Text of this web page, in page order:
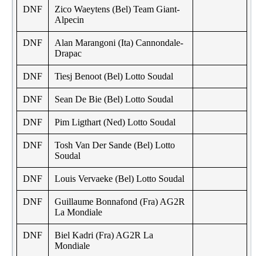
DNF
Zico Waeytens (Bel) Team Giant-
Alpecin
DNF
Alan Marangoni (Ita) Cannondale-
Drapac
DNF Tiesj Benoot (Bel) Lotto Soudal
DNF Sean De Bie (Bel) Lotto Soudal
DNF Pim Ligthart (Ned) Lotto Soudal
DNF
Tosh Van Der Sande (Bel) Lotto
Soudal
DNF Louis Vervaeke (Bel) Lotto Soudal
DNF
Guillaume Bonnafond (Fra) AG2R
La Mondiale
DNF
Biel Kadri (Fra) AG2R La
Mondiale